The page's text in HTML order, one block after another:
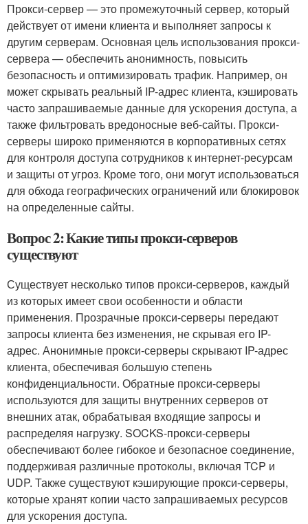
Прокси-сервер — это промежуточный сервер, который
действует от имени клиента и выполняет запросы к
другим серверам. Основная цель использования прокси-
сервера — обеспечить анонимность, повысить
безопасность и оптимизировать трафик. Например, он
может скрывать реальный IP-адрес клиента, кэшировать
часто запрашиваемые данные для ускорения доступа, а
также фильтровать вредоносные веб-сайты. Прокси-
серверы широко применяются в корпоративных сетях
для контроля доступа сотрудников к интернет-ресурсам
и защиты от угроз. Кроме того, они могут использоваться
для обхода географических ограничений или блокировок
на определенные сайты.
Вопрос 2: Какие типы прокси-серверов
существуют
Существует несколько типов прокси-серверов, каждый
из которых имеет свои особенности и области
применения. Прозрачные прокси-серверы передают
запросы клиента без изменения, не скрывая его IP-
адрес. Анонимные прокси-серверы скрывают IP-адрес
клиента, обеспечивая большую степень
конфиденциальности. Обратные прокси-серверы
используются для защиты внутренних серверов от
внешних атак, обрабатывая входящие запросы и
распределяя нагрузку. SOCKS-прокси-серверы
обеспечивают более гибокое и безопасное соединение,
поддерживая различные протоколы, включая TCP и
UDP. Также существуют кэширующие прокси-серверы,
которые хранят копии часто запрашиваемых ресурсов
для ускорения доступа.